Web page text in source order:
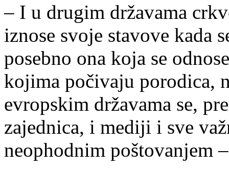
– I u drugim državama
iznose svoje stavove kada
posebno ona koja se
kojima počivaju porodica,
evropskim državama se,
zajednica, i mediji i sve
neophodnim poštovanjem